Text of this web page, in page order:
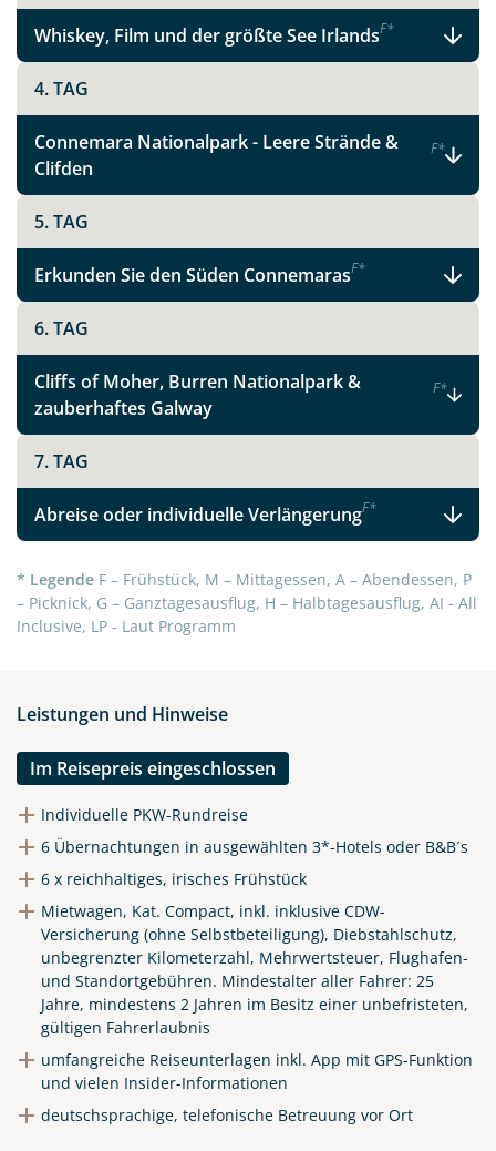
Whiskey, Film und der größte See IrlandsF*
4. TAG
Connemara Nationalpark - Leere Strände &
Clifden
F*
5. TAG
Erkunden Sie den Süden ConnemarasF*
6. TAG
Cliffs of Moher, Burren Nationalpark &
zauberhaftes Galway
F*
7. TAG
Abreise oder individuelle VerlängerungF*
* Legende F – Frühstück, M – Mittagessen, A – Abendessen, P
– Picknick, G – Ganztagesausflug, H – Halbtagesausflug, AI - All
Inclusive, LP - Laut Programm
Leistungen und Hinweise
Im Reisepreis eingeschlossen
Individuelle PKW-Rundreise
6 Übernachtungen in ausgewählten 3*-Hotels oder B&B´s
6 x reichhaltiges, irisches Frühstück
Mietwagen, Kat. Compact, inkl. inklusive CDW-
Versicherung (ohne Selbstbeteiligung), Diebstahlschutz,
unbegrenzter Kilometerzahl, Mehrwertsteuer, Flughafen-
und Standortgebühren. Mindestalter aller Fahrer: 25
Jahre, mindestens 2 Jahren im Besitz einer unbefristeten,
gültigen Fahrerlaubnis
umfangreiche Reiseunterlagen inkl. App mit GPS-Funktion
und vielen Insider-Informationen
deutschsprachige, telefonische Betreuung vor Ort